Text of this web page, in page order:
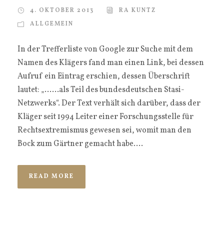
4. OKTOBER 2013
RA KUNTZ
ALLGEMEIN
In der Trefferliste von Google zur Suche mit dem
Namen des Klägers fand man einen Link, bei dessen
Aufruf ein Eintrag erschien, dessen Überschrift
lautet: „……als Teil des bundesdeutschen Stasi-
Netzwerks“. Der Text verhält sich darüber, dass der
Kläger seit 1994 Leiter einer Forschungsstelle für
Rechtsextremismus gewesen sei, womit man den
Bock zum Gärtner gemacht habe....
READ MORE